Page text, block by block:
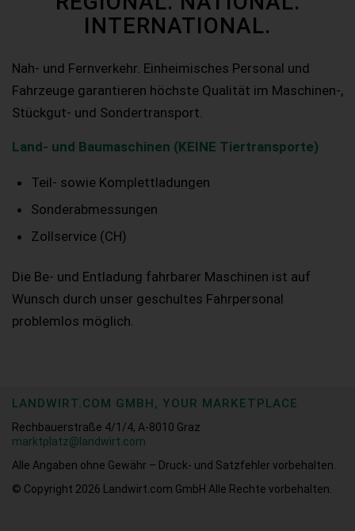
INTERNATIONAL.
Nah- und Fernverkehr. Einheimisches Personal und
Fahrzeuge garantieren höchste Qualität im Maschinen-,
Stückgut- und Sondertransport.
Land- und Baumaschinen (KEINE Tiertransporte)
Teil- sowie Komplettladungen
Sonderabmessungen
Zollservice (CH)
Die Be- und Entladung fahrbarer Maschinen ist auf
Wunsch durch unser geschultes Fahrpersonal
problemlos möglich.
LANDWIRT.COM GMBH, YOUR MARKETPLACE
Rechbauerstraße 4/1/4, A-8010 Graz
marktplatz@landwirt.com
Alle Angaben ohne Gewähr – Druck- und Satzfehler vorbehalten.
© Copyright 2026
Landwirt.com GmbH Alle Rechte vorbehalten.